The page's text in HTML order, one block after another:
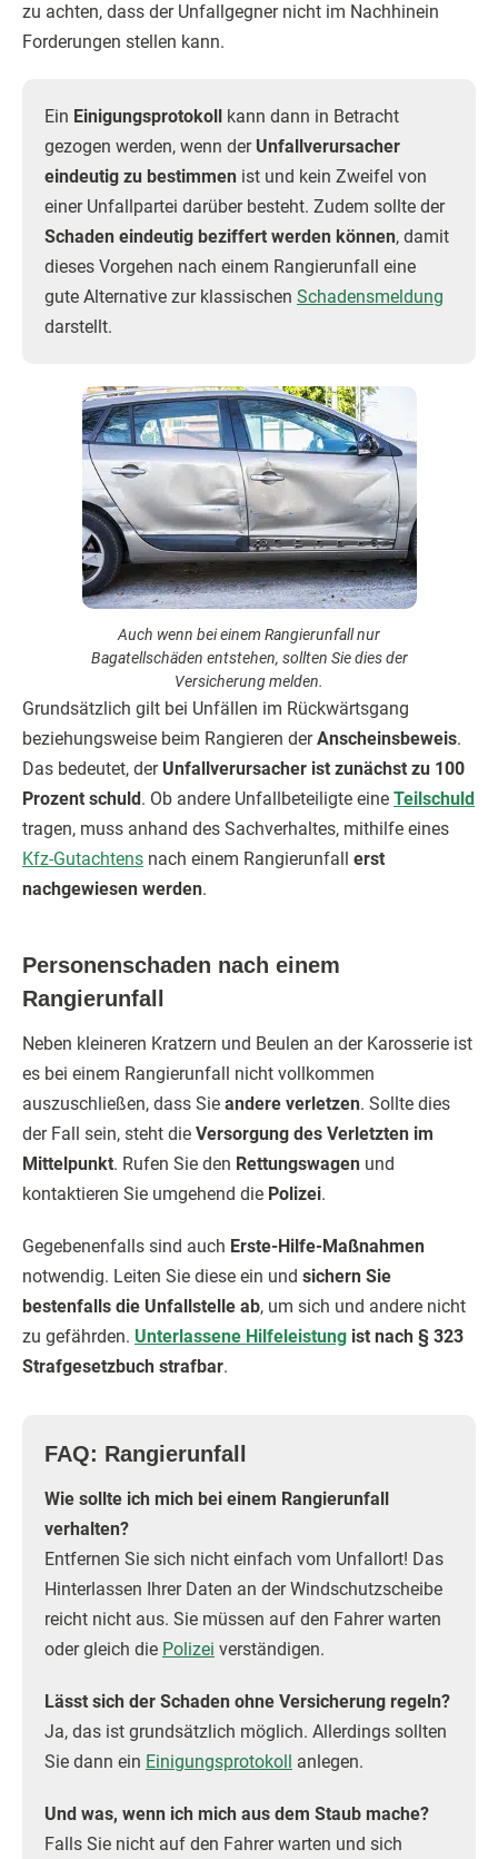
zu achten, dass der Unfallgegner nicht im Nachhinein
Forderungen stellen kann.
Ein Einigungsprotokoll kann dann in Betracht
gezogen werden, wenn der Unfallverursacher
eindeutig zu bestimmen ist und kein Zweifel von
einer Unfallpartei darüber besteht. Zudem sollte der
Schaden eindeutig beziffert werden können, damit
dieses Vorgehen nach einem Rangierunfall eine
gute Alternative zur klassischen Schadensmeldung
darstellt.
Auch wenn bei einem Rangierunfall nur
Bagatellschäden entstehen, sollten Sie dies der
Versicherung melden.
Grundsätzlich gilt bei Unfällen im Rückwärtsgang
beziehungsweise beim Rangieren derAnscheinsbeweis.
Das bedeutet, der Unfallverursacher ist zunächst zu 100
Prozent schuld. Ob andere Unfallbeteiligte eine Teilschuld
tragen, muss anhand des Sachverhaltes, mithilfe eines
Kfz-Gutachtens nach einem Rangierunfall erst
nachgewiesen werden.
Personenschaden nach einem
Rangierunfall
Neben kleineren Kratzern und Beulen an der Karosserie ist
es bei einem Rangierunfall nicht vollkommen
auszuschließen, dass Sie andere verletzen. Sollte dies
der Fall sein, steht die Versorgung des Verletzten im
Mittelpunkt. Rufen Sie den Rettungswagen und
kontaktieren Sie umgehend die Polizei.
Gegebenenfalls sind auch Erste-Hilfe-Maßnahmen
notwendig. Leiten Sie diese ein und sichern Sie
bestenfalls die Unfallstelle ab, um sich und andere nicht
zu gefährden. Unterlassene Hilfeleistung ist nach § 323
Strafgesetzbuch strafbar.
FAQ: Rangierunfall
Wie sollte ich mich bei einem Rangierunfall
verhalten?
Entfernen Sie sich nicht einfach vom Unfallort! Das
Hinterlassen Ihrer Daten an der Windschutzscheibe
reicht nicht aus. Sie müssen auf den Fahrer warten
oder gleich die Polizei verständigen.
Lässt sich der Schaden ohne Versicherung regeln?
Ja, das ist grundsätzlich möglich. Allerdings sollten
Sie dann ein Einigungsprotokoll anlegen.
Und was, wenn ich mich aus dem Staub mache?
Falls Sie nicht auf den Fahrer warten und sich